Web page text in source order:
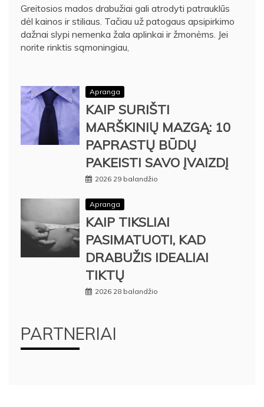
Greitosios mados drabužiai gali atrodyti patrauklūs
dėl kainos ir stiliaus. Tačiau už patogaus apsipirkimo
dažnai slypi nemenka žala aplinkai ir žmonėms. Jei
norite rinktis sąmoningiau,
Apranga
KAIP SURIŠTI
MARŠKINIŲ MAZGĄ: 10
PAPRASTŲ BŪDŲ
PAKEISTI SAVO ĮVAIZDĮ
2026 29 balandžio
Apranga
KAIP TIKSLIAI
PASIMATUOTI, KAD
DRABUŽIS IDEALIAI
TIKTŲ
2026 28 balandžio
PARTNERIAI